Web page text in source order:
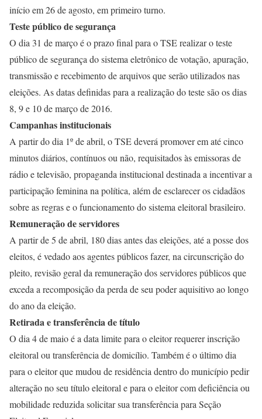
início em 26 de agosto, em primeiro turno.
Teste público de segurança
O dia 31 de março é o prazo final para o TSE realizar o teste
público de segurança do sistema eletrônico de votação, apuração,
transmissão e recebimento de arquivos que serão utilizados nas
eleições. As datas definidas para a realização do teste são os dias
8, 9 e 10 de março de 2016.
Campanhas institucionais
A partir do dia 1º de abril, o TSE deverá promover em até cinco
minutos diários, contínuos ou não, requisitados às emissoras de
rádio e televisão, propaganda institucional destinada a incentivar a
participação feminina na política, além de esclarecer os cidadãos
sobre as regras e o funcionamento do sistema eleitoral brasileiro.
Remuneração de servidores
A partir de 5 de abril, 180 dias antes das eleições, até a posse dos
eleitos, é vedado aos agentes públicos fazer, na circunscrição do
pleito, revisão geral da remuneração dos servidores públicos que
exceda a recomposição da perda de seu poder aquisitivo ao longo
do ano da eleição.
Retirada e transferência de título
O dia 4 de maio é a data limite para o eleitor requerer inscrição
eleitoral ou transferência de domicílio. Também é o último dia
para o eleitor que mudou de residência dentro do município pedir
alteração no seu título eleitoral e para o eleitor com deficiência ou
mobilidade reduzida solicitar sua transferência para Seção